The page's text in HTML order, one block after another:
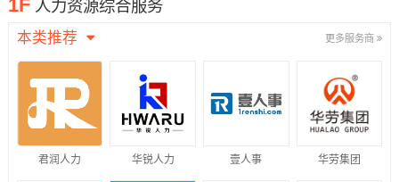
1F 人力资源综合服务
本类推荐 更多服务商
君润人力 华锐人力 壹人事 华劳集团